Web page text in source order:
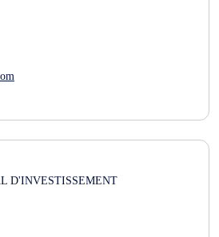
D'INVESTISSEMENT